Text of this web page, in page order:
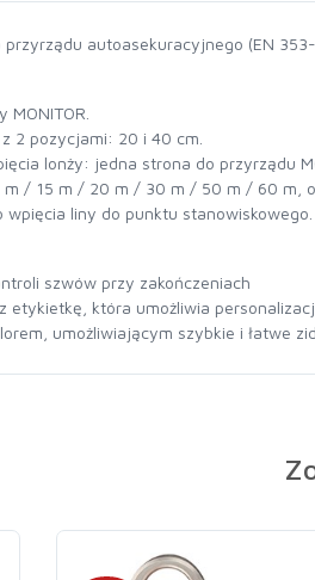
autoasekuracyjnego (EN
z 2 pozycjami: 20 i 40 cm.
lonży: jedna strona do przyrządu
m / 15 m / 20 m / 30 m / 50 m / 60 m,
wpięcia liny do punktu stanowiskowego.
szwów przy zakończeniach
która umożliwia
umożliwiającym szybkie i łatwe